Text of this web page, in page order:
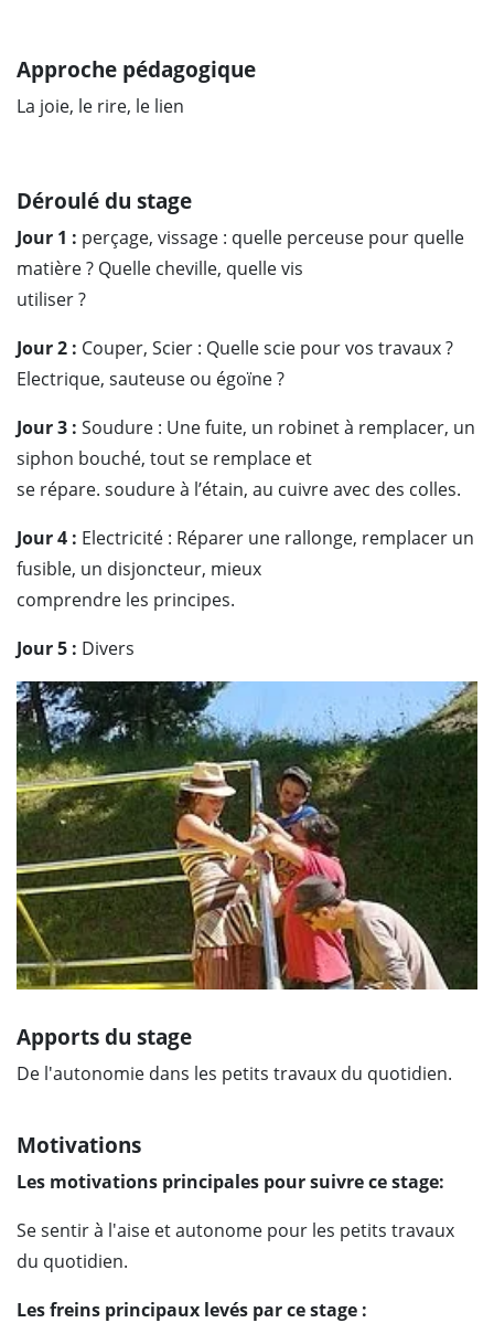
Approche pédagogique
La joie, le rire, le lien
Déroulé du stage
Jour 1 : perçage, vissage : quelle perceuse pour quelle
matière ? Quelle cheville, quelle vis
utiliser ?
Jour 2 : Couper, Scier : Quelle scie pour vos travaux ?
Electrique, sauteuse ou égoïne ?
Jour 3 : Soudure : Une fuite, un robinet à remplacer, un
siphon bouché, tout se remplace et
se répare. soudure à l’étain, au cuivre avec des colles.
Jour 4 : Electricité : Réparer une rallonge, remplacer un
fusible, un disjoncteur, mieux
comprendre les principes.
Jour 5 : Divers
Apports du stage
De l'autonomie dans les petits travaux du quotidien.
Motivations
Les motivations principales pour suivre ce stage:
Se sentir à l'aise et autonome pour les petits travaux
du quotidien.
Les freins principaux levés par ce stage :